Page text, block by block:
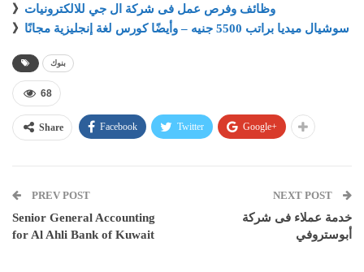
》 وظائف وفرص عمل فى شركة ال جي للالكترونيات
》
سوشيال ميديا براتب 5500 جنيه – وأيضًا كورس لغة إنجليزية مجانًا
بنوك
68
Share Facebook Twitter Google+
PREV POST
Senior General Accounting
for Al Ahli Bank of Kuwait
NEXT POST
خدمة عملاء فى شركة
أبوستروفي